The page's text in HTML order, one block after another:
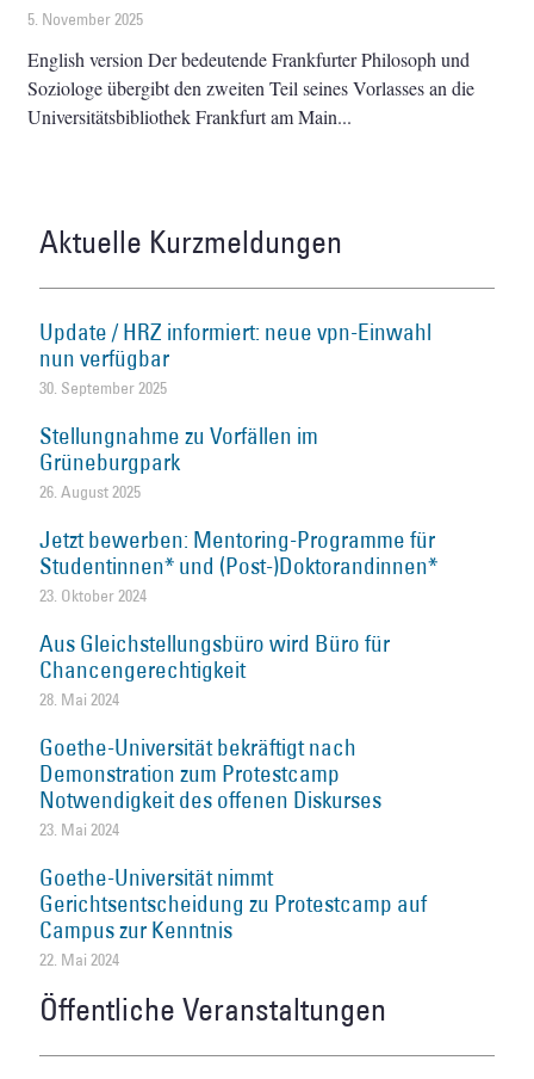
5. November 2025
English version Der bedeutende Frankfurter Philosoph und
Soziologe übergibt den zweiten Teil seines Vorlasses an die
Universitätsbibliothek Frankfurt am Main
Aktuelle Kurzmeldungen
Update / HRZ informiert: neue vpn-Einwahl
nun verfügbar
30. September 2025
Stellungnahme zu Vorfällen im
Grüneburgpark
26. August 2025
Jetzt bewerben: Mentoring-Programme für
Studentinnen* und (Post-)Doktorandinnen*
23. Oktober 2024
Aus Gleichstellungsbüro wird Büro für
Chancengerechtigkeit
28. Mai 2024
Goethe-Universität bekräftigt nach
Demonstration zum Protestcamp
Notwendigkeit des offenen Diskurses
23. Mai 2024
Goethe-Universität nimmt
Gerichtsentscheidung zu Protestcamp auf
Campus zur Kenntnis
22. Mai 2024
Öffentliche Veranstaltungen